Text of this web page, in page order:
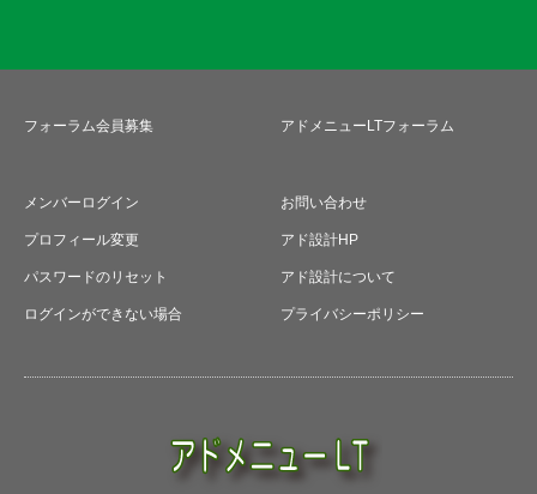
フォーラム会員募集 アドメニューLTフォーラム
メンバーログイン
プロフィール変更
パスワードのリセット
ログインができない場合
お問い合わせ
アド設計HP
アド設計について
プライバシーポリシー